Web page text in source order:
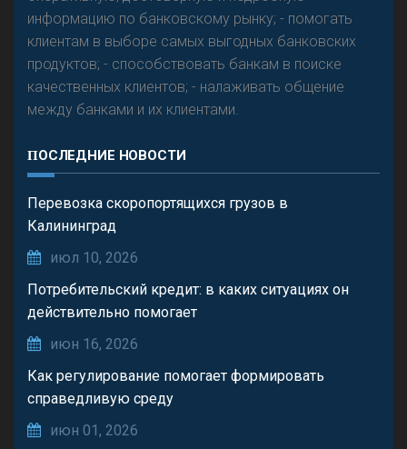
информацию по банковскому рынку; - помогать
клиентам в выборе самых выгодных банковских
продуктов; - способствовать банкам в поиске
качественных клиентов; - налаживать общение
между банками и их клиентами.
ПОСЛЕДНИЕ НОВОСТИ
Перевозка скоропортящихся грузов в
Калининград
июл 10, 2026
Потребительский кредит: в каких ситуациях он
действительно помогает
июн 16, 2026
Как регулирование помогает формировать
справедливую среду
июн 01, 2026